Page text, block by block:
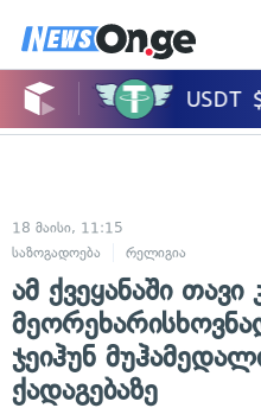
18 მაისი, 11:15
საზოგადოება
რელიგია
ამ ქვეყანაში
ჯეიჰუნ
ქადაგებაზე